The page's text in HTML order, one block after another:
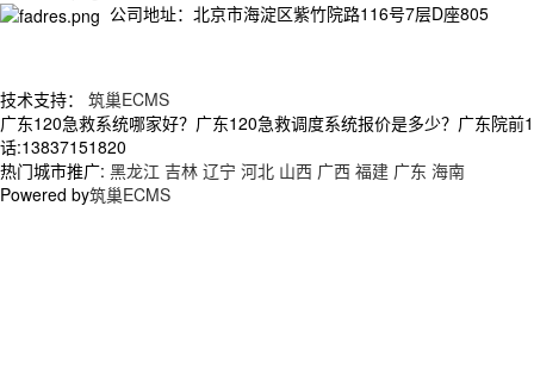
公司地址：北京市海淀区紫竹院路116号7层D座805
技术支持： 筑巢ECMS
广东120急救系统哪家好？广东120急救调度系统报价是多少？广东院
话:13837151820
热门城市推广: 黑龙江 吉林 辽宁 河北 山西 广西 福建 广东 海南
Powered by筑巢ECMS